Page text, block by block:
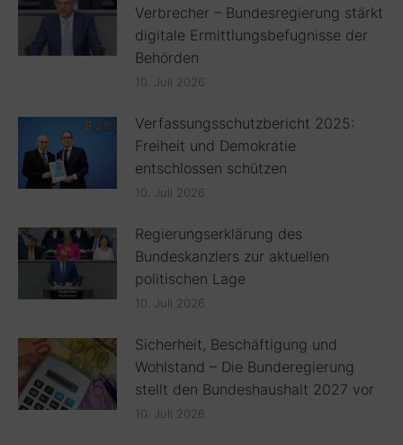
Verbrecher – Bundesregierung stärkt
digitale Ermittlungsbefugnisse der
Behörden
10. Juli 2026
Verfassungsschutzbericht 2025:
Freiheit und Demokratie
entschlossen schützen
10. Juli 2026
Regierungserklärung des
Bundeskanzlers zur aktuellen
politischen Lage
10. Juli 2026
Sicherheit, Beschäftigung und
Wohlstand – Die Bunderegierung
stellt den Bundeshaushalt 2027 vor
10. Juli 2026